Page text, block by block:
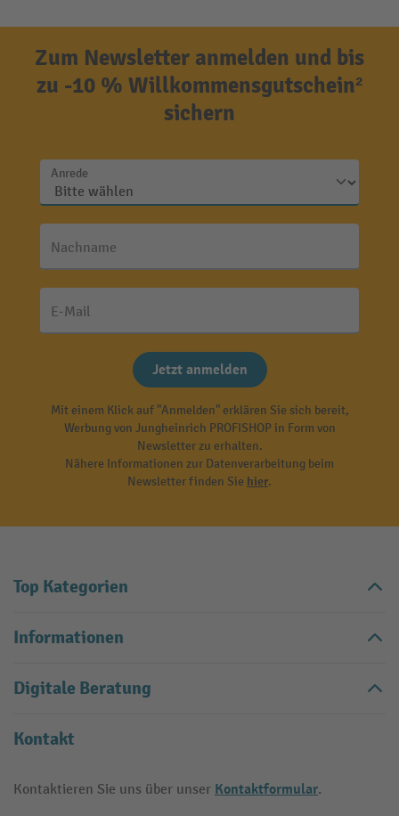
Zum Newsletter anmelden und bis
zu -10 % Willkommensgutschein²
sichern
Anrede
Nachname
E-Mail
Jetzt anmelden
Mit einem Klick auf "Anmelden" erklären Sie sich bereit,
Werbung von Jungheinrich PROFISHOP in Form von
Newsletter zu erhalten.
Nähere Informationen zur Datenverarbeitung beim
Newsletter finden Sie hier.
Top Kategorien
Informationen
Digitale Beratung
Kontakt
Kontaktieren Sie uns über unser Kontaktformular.